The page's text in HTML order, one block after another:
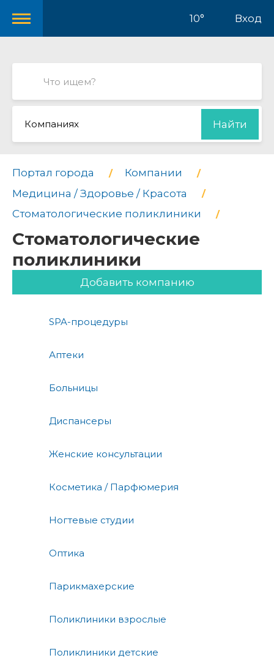
10° Вход
Компаниях Найти
Портал города
Компании
Медицина / Здоровье / Красота
Стоматологические поликлиники
Стоматологические
поликлиники
Добавить компанию
SPA-процедуры
Аптеки
Больницы
Диспансеры
Женские консультации
Косметика / Парфюмерия
Ногтевые студии
Оптика
Парикмахерские
Поликлиники взрослые
Поликлиники детские